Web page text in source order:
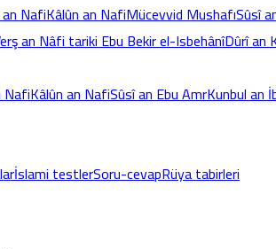
NafiKâlûn an NafiMücevvid MushafıSûsî
an Nâfi tariki Ebu Bekir el-IsbehânîDûrî an
NafiKâlûn an NafiSûsî an Ebu AmrKunbul an
İslami testlerSoru-cevapRüya tabirleri